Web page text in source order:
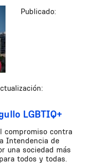
Publicado:
LGBTIQ+
compromiso contra
Intendencia de
una sociedad más
todos y todas.